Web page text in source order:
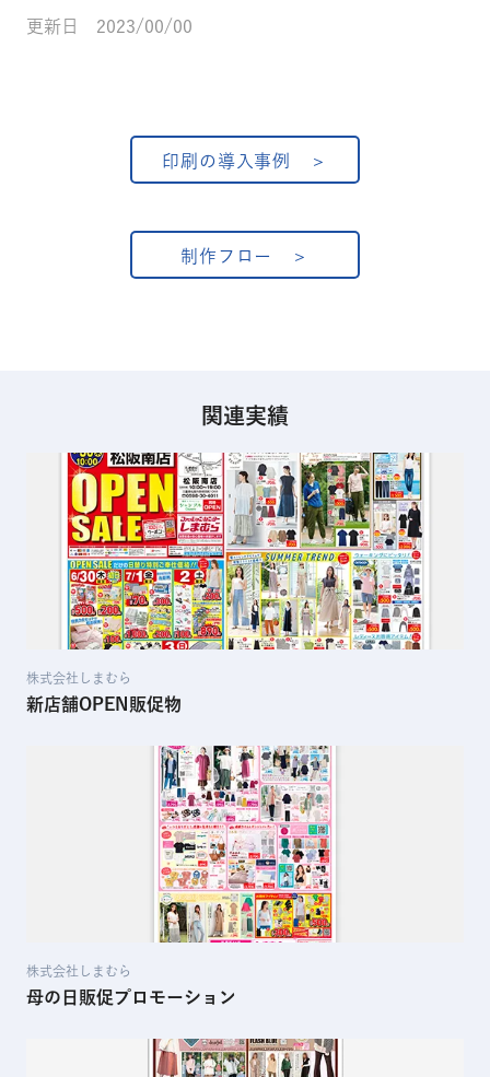
更新日 2023/00/00
印刷の導入事例
制作フロー
関連実績
株式会社しまむら
新店舗OPEN販促物
株式会社しまむら
母の日販促プロモーション